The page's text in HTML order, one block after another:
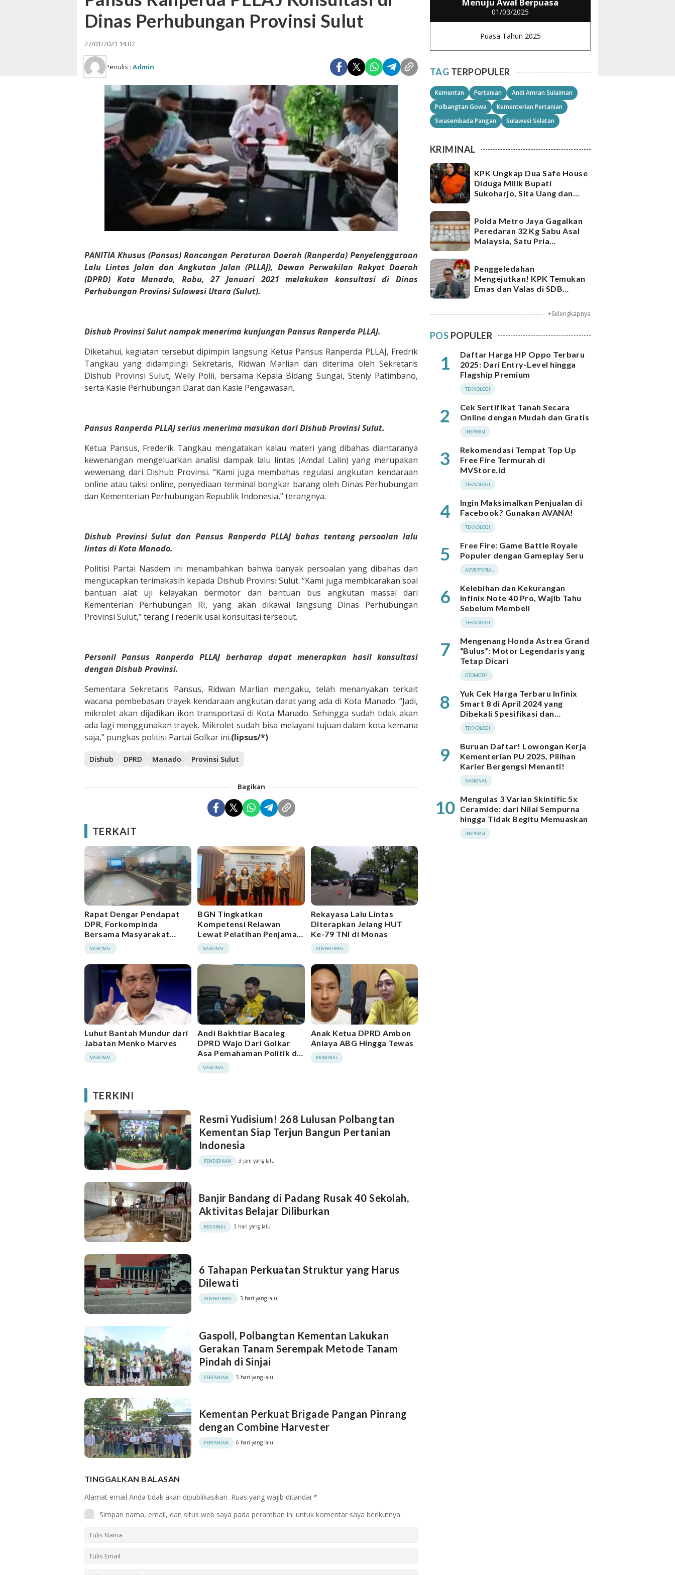
Dinas Perhubungan Provinsi Sulut
27/01/2021 14:07
Penulis : Admin
PANITIA Khusus (Pansus) Rancangan Peraturan Daerah (Ranperda) Penyelenggaraan
Lalu Lintas Jalan dan Angkutan Jalan (PLLAJ), Dewan Perwakilan Rakyat Daerah
(DPRD) Kota Manado, Rabu, 27 Januari 2021 melakukan konsultasi di Dinas
Perhubungan Provinsi Sulawesi Utara (Sulut).
Dishub Provinsi Sulut nampak menerima kunjungan Pansus Ranperda PLLAJ.
Diketahui, kegiatan tersebut dipimpin langsung Ketua Pansus Ranperda PLLAJ, Fredrik
Tangkau yang didampingi Sekretaris, Ridwan Marlian dan diterima oleh Sekretaris
Dishub Provinsi Sulut, Welly Polii, bersama Kepala Bidang Sungai, Stenly Patimbano,
serta Kasie Perhubungan Darat dan Kasie Pengawasan.
Pansus Ranperda PLLAJ serius menerima masukan dari Dishub Provinsi Sulut.
Ketua Pansus, Frederik Tangkau mengatakan kalau materi yang dibahas diantaranya
kewenangan mengeluarkan analisi dampak lalu lintas (Amdal Lalin) yang merupakan
wewenang dari Dishub Provinsi. “Kami juga membahas regulasi angkutan kendaraan
online atau taksi online, penyediaan terminal bongkar barang oleh Dinas Perhubungan
dan Kementerian Perhubungan Republik Indonesia,” terangnya.
Dishub Provinsi Sulut dan Pansus Ranperda PLLAJ bahas tentang persoalan lalu
lintas di Kota Manado.
Politisi Partai Nasdem ini menambahkan bahwa banyak persoalan yang dibahas dan
mengucapkan terimakasih kepada Dishub Provinsi Sulut. “Kami juga membicarakan soal
bantuan alat uji kelayakan bermotor dan bantuan bus angkutan massal dari
Kementerian Perhubungan RI, yang akan dikawal langsung Dinas Perhubungan
Provinsi Sulut,” terang Frederik usai konsultasi tersebut.
Personil Pansus Ranperda PLLAJ berharap dapat menerapkan hasil konsultasi
dengan Dishub Provinsi.
Sementara Sekretaris Pansus, Ridwan Marlian mengaku, telah menanyakan terkait
wacana pembebasan trayek kendaraan angkutan darat yang ada di Kota Manado. “Jadi,
mikrolet akan dijadikan ikon transportasi di Kota Manado. Sehingga sudah tidak akan
ada lagi menggunakan trayek. Mikrolet sudah bisa melayani tujuan dalam kota kemana
saja,” pungkas politisi Partai Golkar ini.(lipsus/*)
Dishub DPRD Manado Provinsi Sulut
Bagikan
TERKAIT
Rapat Dengar Pendapat
DPR, Forkompinda
Bersama Masyarakat
Tapak Kuda, Beberkan
Sejumlah Dokumen
NASIONAL
BGN Tingkatkan
Kompetensi Relawan
Lewat Pelatihan Penjamah
Makanan di Manado
NASIONAL
Rekayasa Lalu Lintas
Diterapkan Jelang HUT
Ke-79 TNI di Monas
ADVERTORIAL
Luhut Bantah Mundur dari
Jabatan Menko Marves
NASIONAL
Andi Bakhtiar Bacaleg
DPRD Wajo Dari Golkar
Asa Pemahaman Politik di
YPL 13
NASIONAL
Anak Ketua DPRD Ambon
Aniaya ABG Hingga Tewas
KRIMINAL
TERKINI
Resmi Yudisium! 268 Lulusan Polbangtan
Kementan Siap Terjun Bangun Pertanian
Indonesia
PENDIDIKAN 3 jam yang lalu
Banjir Bandang di Padang Rusak 40 Sekolah,
Aktivitas Belajar Diliburkan
REGIONAL 3 hari yang lalu
6 Tahapan Perkuatan Struktur yang Harus
Dilewati
ADVERTORIAL 3 hari yang lalu
Gaspoll, Polbangtan Kementan Lakukan
Gerakan Tanam Serempak Metode Tanam
Pindah di Sinjai
PERTANIAN 5 hari yang lalu
Kementan Perkuat Brigade Pangan Pinrang
dengan Combine Harvester
PERTANIAN 6 hari yang lalu
TINGGALKAN BALASAN
Alamat email Anda tidak akan dipublikasikan. Ruas yang wajib ditandai *
Simpan nama, email, dan situs web saya pada peramban ini untuk komentar saya berikutnya.
Menuju Awal Berpuasa
01/03/2025
Puasa Tahun 2025
TAG TERPOPULER
Kementan Pertanian
Andi Amran Sulaiman
Polbangtan Gowa
Kementerian Pertanian
Swasembada Pangan
Sulawesi Selatan
KRIMINAL
KPK Ungkap Dua Safe House
Diduga Milik Bupati
Sukoharjo, Sita Uang dan
Polda Metro Jaya Gagalkan
Peredaran 32 Kg Sabu Asal
Malaysia, Satu Pria
Penggeledahan
Mengejutkan! KPK Temukan
Emas dan Valas di SDB
+Selengkapnya
POS POPULER
1
Daftar Harga HP Oppo Terbaru
2025: Dari Entry-Level hingga
Flagship Premium
TEKNOLOGI
2
Cek Sertifikat Tanah Secara
Online dengan Mudah dan Gratis
INSPIRASI
3
Rekomendasi Tempat Top Up
Free Fire Termurah di
MVStore.id
TEKNOLOGI
4
Ingin Maksimalkan Penjualan di
Facebook? Gunakan AVANA!
TEKNOLOGI
5
Free Fire: Game Battle Royale
Populer dengan Gameplay Seru
ADVERTORIAL
6
Kelebihan dan Kekurangan
Infinix Note 40 Pro, Wajib Tahu
Sebelum Membeli
TEKNOLOGI
7
Mengenang Honda Astrea Grand
“Bulus”: Motor Legendaris yang
Tetap Dicari
OTOMOTIF
8
Yuk Cek Harga Terbaru Infinix
Smart 8 di April 2024 yang
Dibekali Spesifikasi dan
Performa Menarik
TEKNOLOGI
9
Buruan Daftar! Lowongan Kerja
Kementerian PU 2025, Pilihan
Karier Bergengsi Menanti!
NASIONAL
10 Mengulas 3 Varian Skintific 5x
Ceramide: dari Nilai Sempurna
hingga Tidak Begitu Memuaskan
INSPIRASI